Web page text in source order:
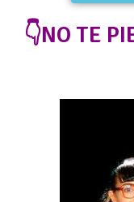
👇NO TE